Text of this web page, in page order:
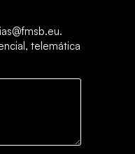
telemática